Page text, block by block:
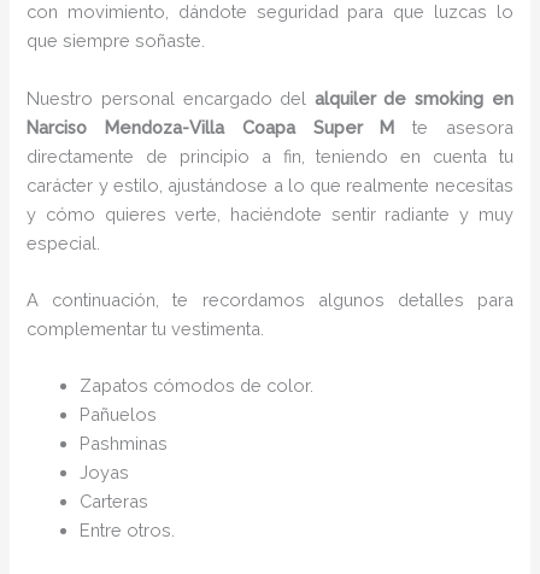
con movimiento, dándote seguridad para que luzcas lo
que siempre soñaste.
Nuestro personal encargado del alquiler de smoking en
Narciso Mendoza-Villa Coapa Super M te asesora
directamente de principio a fin, teniendo en cuenta tu
carácter y estilo, ajustándose a lo que realmente necesitas
y cómo quieres verte, haciéndote sentir radiante y muy
especial.
A continuación, te recordamos algunos detalles para
complementar tu vestimenta.
Zapatos cómodos de color.
Pañuelos
Pashminas
Joyas
Carteras
Entre otros.